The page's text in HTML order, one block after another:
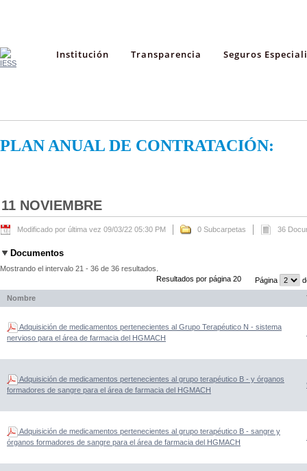
Institución Transparencia Seguros
PLAN ANUAL DE CONTRATACIÓN:
11 NOVIEMBRE
Modificado por última vez 09/03/22 05:30 PM 0 Subcarpetas 36
Documentos
Mostrando el intervalo 21 - 36 de 36 resultados.
Resultados por página 20
Página
Nombre
Adquisición de medicamentos pertenecientes al Grupo Terapéutico N - sistema
nervioso para el área de farmacia del HGMACH
Adquisición de medicamentos pertenecientes al grupo terapéutico B - y órganos
formadores de sangre para el área de farmacia del HGMACH
Adquisición de medicamentos pertenecientes al grupo terapéutico B - sangre y
órganos formadores de sangre para el área de farmacia del HGMACH